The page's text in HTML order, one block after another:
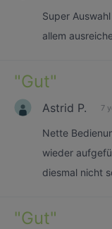
Super
allem
"Gut"
Astrid P. 7
Nette
wieder
diesmal nicht
"Gut"